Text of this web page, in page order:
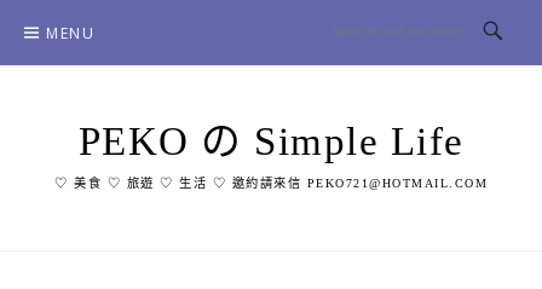
content
MENU
PEKO の Simple Life
♡ 美食 ♡ 旅遊 ♡ 生活 ♡ 邀約請來信 PEKO721@HOTMAIL.COM